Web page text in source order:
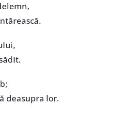
deasupra lor.